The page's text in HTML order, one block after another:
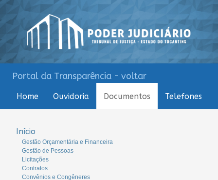
Portal da Transparência - voltar
Home Ouvidoria Documentos Telefones
Início
Gestão Orçamentária e Financeira
Gestão de Pessoas
Licitações
Contratos
Convênios e Congêneres